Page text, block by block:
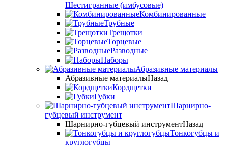
Шестигранные (имбусовые)
Комбинированные
Трубные
Трещотки
Торцевые
Разводные
Наборы
Абразивные материалы
Абразивные материалыНазад
Кордщетки
Губки
Шарнирно-
губцевый инструмент
Шарнирно-губцевый инструментНазад
Тонкогубцы и
круглогубцы